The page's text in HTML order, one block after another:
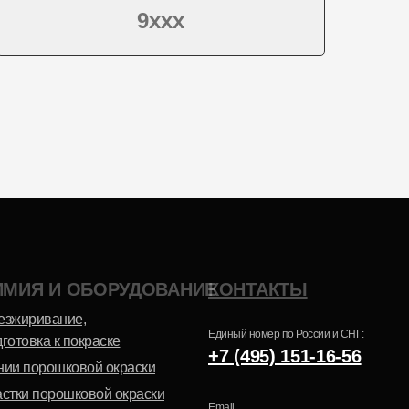
9ххх
И ОБОРУДОВАНИЕКОНТАКТЫ
к покраске
порошковой окраски
порошковой окраски
Единый номер по России и СНГ:
+7 (495) 151-16-56